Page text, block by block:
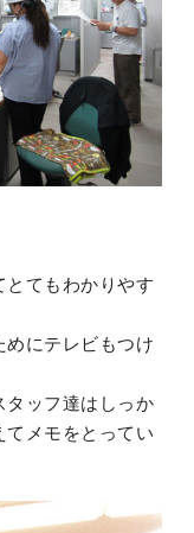
とてもわかりやす
めにテレビもつけ
タッフ達はしっか
てメモをとってい